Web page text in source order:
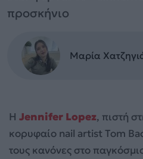
προσκήνιο
Μαρία
Η Jennifer Lopez, πιστή
κορυφαίο nail artist Tom
τους κανόνες στο